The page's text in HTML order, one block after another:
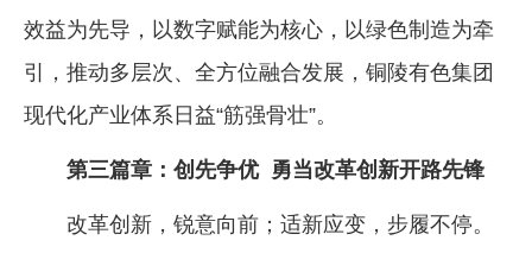
效益为先导，以数字赋能为核心，以绿色制造为牵
引，推动多层次、全方位融合发展，铜陵有色集团
现代化产业体系日益“筋强骨壮”。
第三篇章：创先争优 勇当改革创新开路先锋
改革创新，锐意向前；适新应变，步履不停。